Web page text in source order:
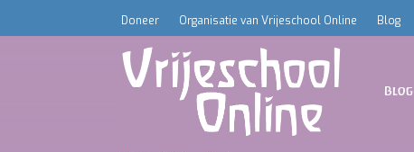
Doneer Organisatie van Vrijeschool Online Blog
Blog